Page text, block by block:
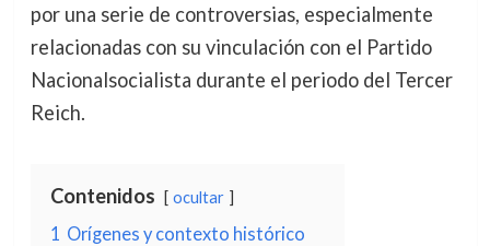
por una serie de controversias, especialmente
relacionadas con su vinculación con el Partido
Nacionalsocialista durante el periodo del Tercer
Reich.
Contenidos ocultar
1 Orígenes y contexto histórico